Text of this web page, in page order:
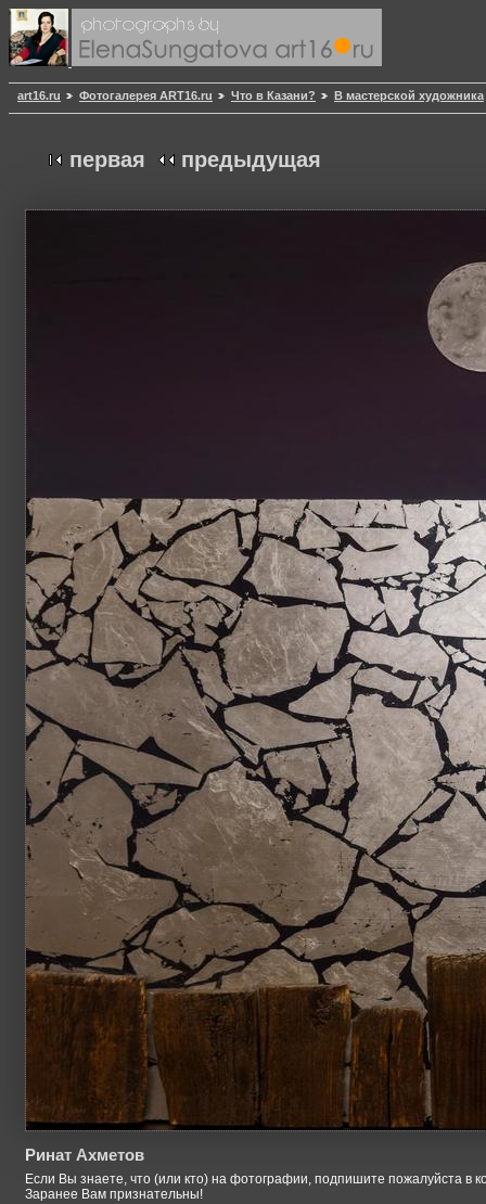
art16.ru Фотогалерея ART16.ru Что в Казани? В мастерской художника
первая предыдущая
Ринат Ахметов
Если Вы знаете, что (или кто) на фотографии, подпишите пожалуйста в
Заранее Вам признательны!